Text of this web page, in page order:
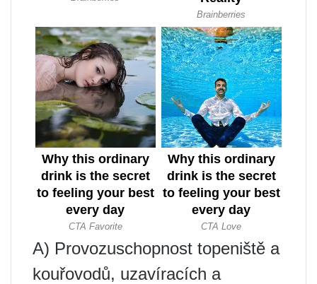
A) Provozuschopnost topeniště a
kouřovodů, uzavíracích a